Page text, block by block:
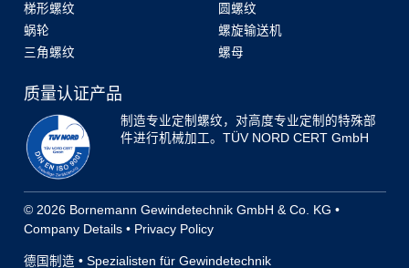
梯形螺纹
蜗轮
三角螺纹
圆螺纹
螺旋输送机
螺母
质量认证产品
制造专业定制螺纹，对高度专业定制的特殊部
件进行机械加工。TÜV NORD CERT GmbH
© 2026 Bornemann Gewindetechnik GmbH & Co. KG •
Company Details• Privacy Policy
德国制造 • Spezialisten für Gewindetechnik